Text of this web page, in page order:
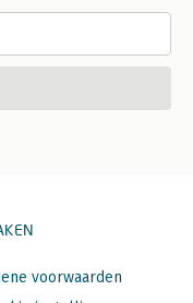
voorwaarden